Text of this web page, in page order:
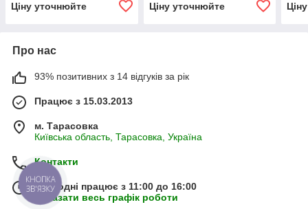
pumps ALP 1
Ціну уточнюйте
pumps ALP 2
Ціну уточнюйте
Про нас
93% позитивних з 14 відгуків за рік
Працює з 15.03.2013
м. Тарасовка
Київська область, Тарасовка, Україна
Контакти
Сьогодні працює з 11:00 до 16:00
Показати весь графік роботи
КНОПКА
ЗВ'ЯЗКУ